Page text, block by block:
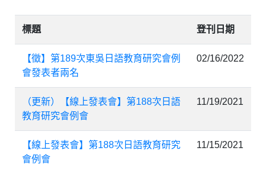
標題 登刊日期
【徵】第189次東吳日語教育研究會例
會發表者兩名
02/16/2022
（更新）【線上發表會】第188次日語
教育研究會例會
11/19/2021
【線上發表會】第188次日語教育研究
會例會
11/15/2021